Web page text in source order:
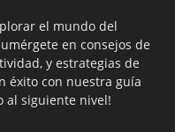
el mundo del
en consejos de
y estrategias de
éxito con nuestra guía
al siguiente nivel!